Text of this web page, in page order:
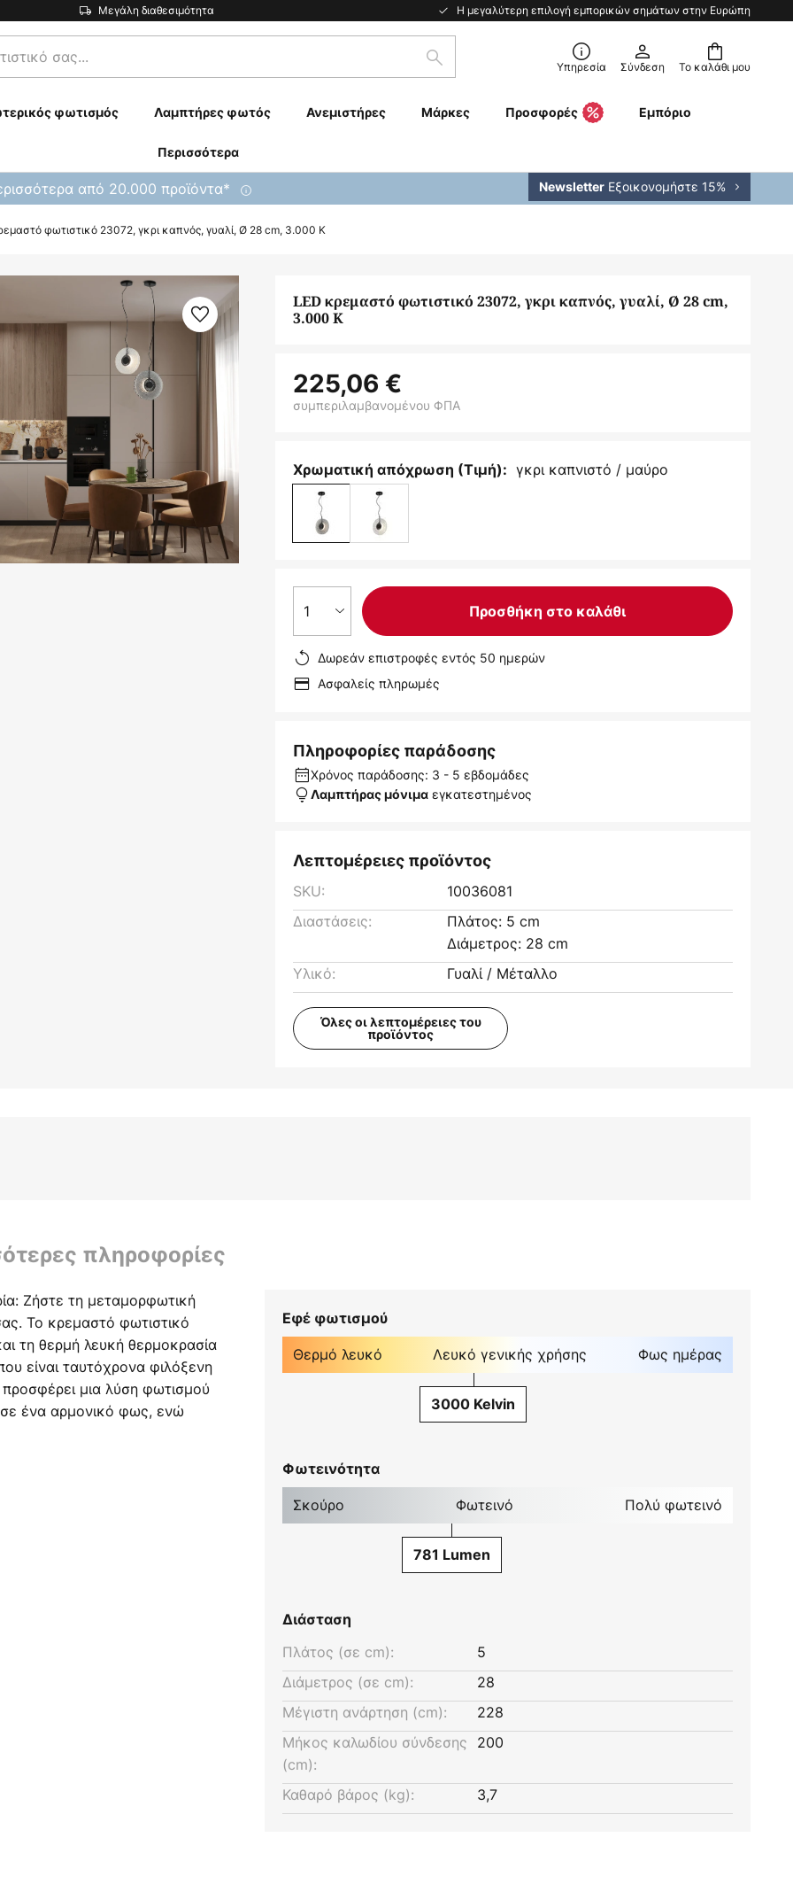
Μεγάλη διαθεσιμότητα Η μεγαλύτερη επιλογή εμπορικών σημάτων στην Ευρώπη
Το καλάθι μου
Αναζήτηση Υπηρεσία Σύνδεση
φωτισμός Λαμπτήρες φωτός Ανεμιστήρες Μάρκες Προσφορές Εμπόριο
Περισσότερα
από 20.000 προϊόντα* Newsletter Εξοικονομήστε 15%
φωτιστικό 23072, γκρι καπνός, γυαλί, Ø 28 cm, 3.000 K
LED κρεμαστό φωτιστικό 23072, γκρι καπνός, γυαλί, Ø 28 cm,
3.000 K
225,06 €
συμπεριλαμβανομένου ΦΠΑ
Χρωματική απόχρωση (Τιμή): γκρι καπνιστό / μαύρο
1 Προσθήκη στο καλάθι
Δωρεάν επιστροφές εντός 50 ημερών
Ασφαλείς πληρωμές
Πληροφορίες παράδοσης
Χρόνος παράδοσης: 3 - 5 εβδομάδες
Λαμπτήρας μόνιμα εγκατεστημένος
Λεπτομέρειες προϊόντος
SKU:
10036081
Διαστάσεις:
Πλάτος: 5 cm
Διάμετρος: 28 cm
Υλικό:
Γυαλί / Μέταλλο
Όλες οι λεπτομέρειες του
προϊόντος
πληροφορίες
Ζήστε τη μεταμορφωτική
Το κρεμαστό φωτιστικό
τη θερμή λευκή θερμοκρασία
είναι ταυτόχρονα φιλόξενη
μια λύση φωτισμού
σε ένα αρμονικό φως, ενώ
για τη δημιουργία
κοινωνική συναναστροφή.
Εφέ φωτισμού
Θερμό λευκό Λευκό γενικής χρήσης Φως ημέρας
3000 Kelvin
Φωτεινότητα
Σκούρο Φωτεινό Πολύ φωτεινό
781 Lumen
Διάσταση
Πλάτος (σε cm):
5
Διάμετρος (σε cm):
28
Μέγιστη ανάρτηση (cm):
228
Μήκος καλωδίου σύνδεσης
(cm):
200
Καθαρό βάρος (kg): 3,7